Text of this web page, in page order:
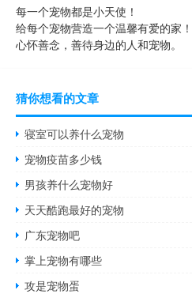
每一个宠物都是小天使！
给每个宠物营造一个温馨有爱的家！
心怀善念，善待身边的人和宠物。
猜你想看的文章
寝室可以养什么宠物
宠物疫苗多少钱
男孩养什么宠物好
天天酷跑最好的宠物
广东宠物吧
掌上宠物有哪些
攻是宠物蛋